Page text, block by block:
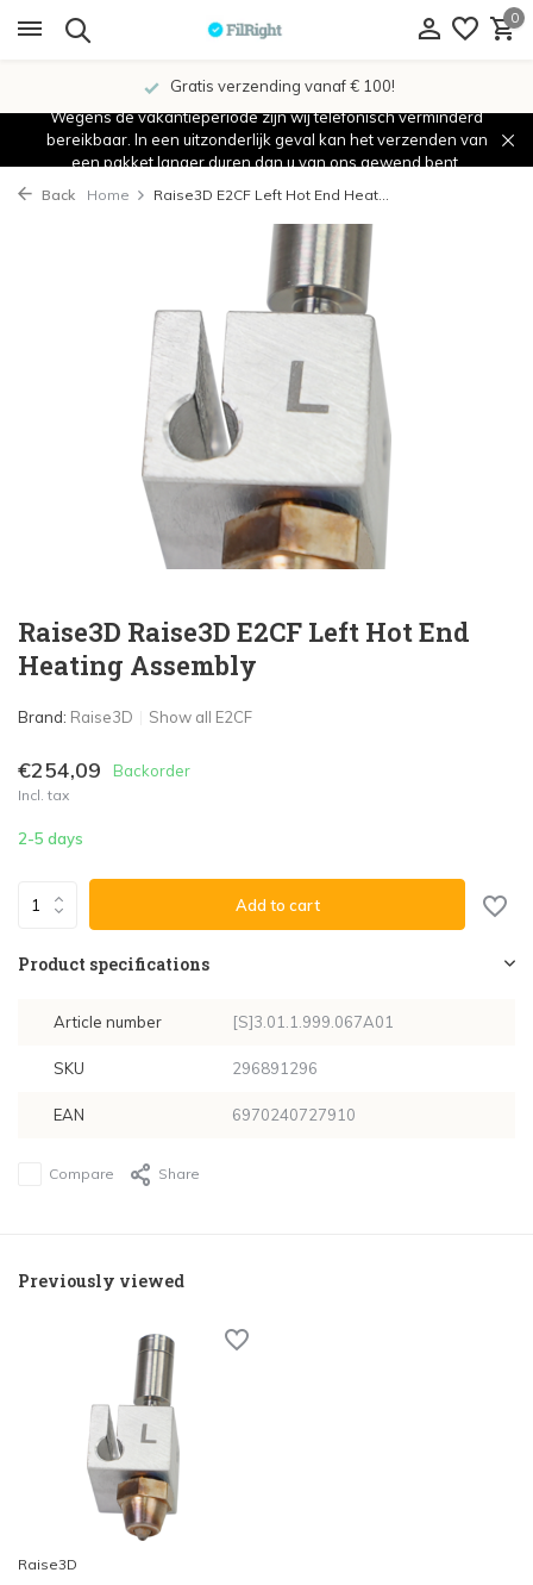
0
Gratis verzending vanaf € 100!
Wegens de vakantieperiode zijn wij telefonisch verminderd
bereikbaar. In een uitzonderlijk geval kan het verzenden van
een pakket langer duren dan u van ons gewend bent.
Back Home Raise3D E2CF Left Hot End Heat...
Raise3D Raise3D E2CF Left Hot End
Heating Assembly
Brand: Raise3D Show all E2CF
€254,09 Backorder
Incl. tax
2-5 days
Add to cart
Product specifications
Article number [S]3.01.1.999.067A01
SKU 296891296
EAN 6970240727910
Compare Share
Previously viewed
Raise3D